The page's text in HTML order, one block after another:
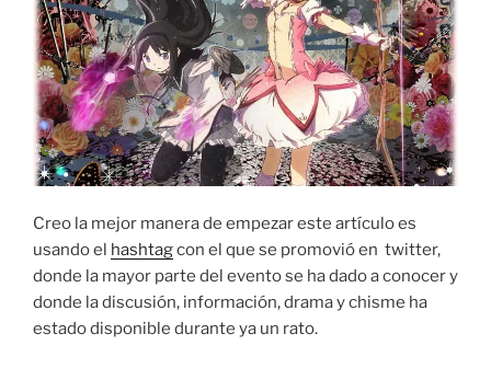
Creo la mejor manera de empezar este artículo es
usando el hashtagcon el que se promovió en twitter,
donde la mayor parte del evento se ha dado a conocer y
donde la discusión, información, drama y chisme ha
estado disponible durante ya un rato.